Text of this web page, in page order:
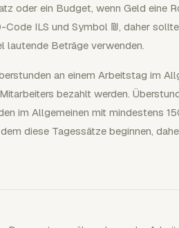
oder ein Budget, wenn Geld eine
Code ILS und Symbol ₪, daher
lautende Beträge verwenden.
an einem Arbeitstag im
bezahlt werden.
im Allgemeinen mit mindestens
diese Tagessätze beginnen,